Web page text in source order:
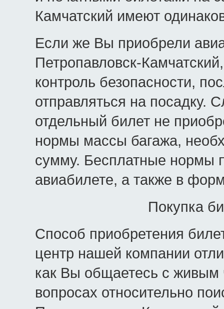
Камчатский имеют
Если же Вы приобрели
Петропавловск-
контроль безопасности,
отправляться на посадку.
отдельный билет не
нормы массы багажа,
сумму. Бесплатные нормы
авиабилете, а также в
Покупка
Способ приобретения
центр нашей компании
как Вы общаетесь с
вопросах относительно